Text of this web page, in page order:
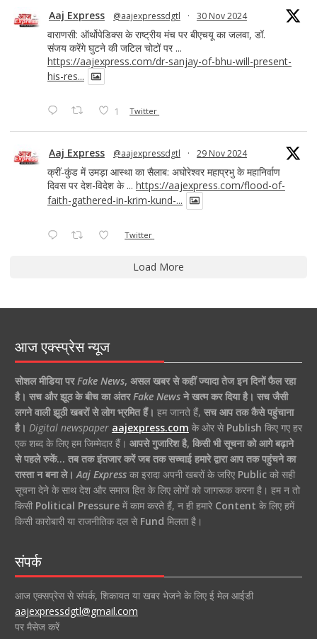
Aaj Express @aajexpressdgtl · 30 Nov 2024
वाराणसी: ऑर्थोपेडिक्स के राष्ट्रीय मंच पर बीएचयू का जलवा, डॉ.
संजय करेंगे घुटने की जटिल चोटों पर ...
https://aajexpress.com/dr-sanjay-of-bhu-will-present-
his-res...
1 Twitter
Aaj Express @aajexpressdgtl · 29 Nov 2024
क्रीं-कुंड में उमड़ा आस्था का सैलाब: अघोरेश्वर महाप्रभु के महानिर्वाण
दिवस पर देश-विदेश के ... https://aajexpress.com/flood-of-
faith-gathered-in-krim-kund-...
Twitter
Load More
आज एक्स्प्रेस न्यूज
सोशल मीडिया पर Fake News, असल खबर से कहीं ज्यादा तेज इन दिनों फैल रहा
है। सच और झूठ के बीच का अंतर Fake Newsने खत्म कर दिया है। सच जैसी
लगने वाली झूठी खबरों से लोग भ्रमित हैं। हम जानते हैं, सच आप तक कैसे पहुंचाना
है। Digital newspaper aajexpress.com के ओर से Publish किए गए हर
एक शब्द के लिए हम जिम्मेदार हैं। आपसे गुजारिश है, किसी भी सूचना को आगे बढ़ाने
से पहले रुकें… तब तक इंतजार करें जब तक सच्चाई हमारे द्वारा आप तक पहुंचने का
रास्ता न बना ले। Aaj Expressका इरादा अपनी खबरों के जरिए Publicको सही
सूचना देने के साथ देश और समाज हित के लिए लोगों को जागरूक करना है। हम न तो
किसी Political Pressureमें काम करते हैं, न ही हमारे Content के लिए हमें
किसी कारोबारी या राजनीतिक दल से Fund मिलता है।
संपर्क
आज एक्सप्रेस से संपर्क, शिकायत या खबर भेजने के लिए ई मेल आईडी
aajexpressdgtl@gmail.com
पर मैसेज करें